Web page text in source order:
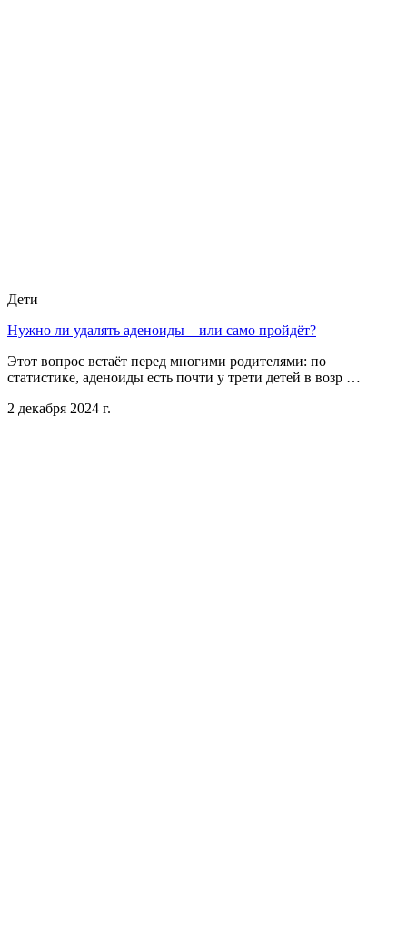
Дети
Нужно ли удалять аденоиды – или само пройдёт?
Этот вопрос встаёт перед многими родителями: по
статистике, аденоиды есть почти у трети детей в возр …
2 декабря 2024 г.